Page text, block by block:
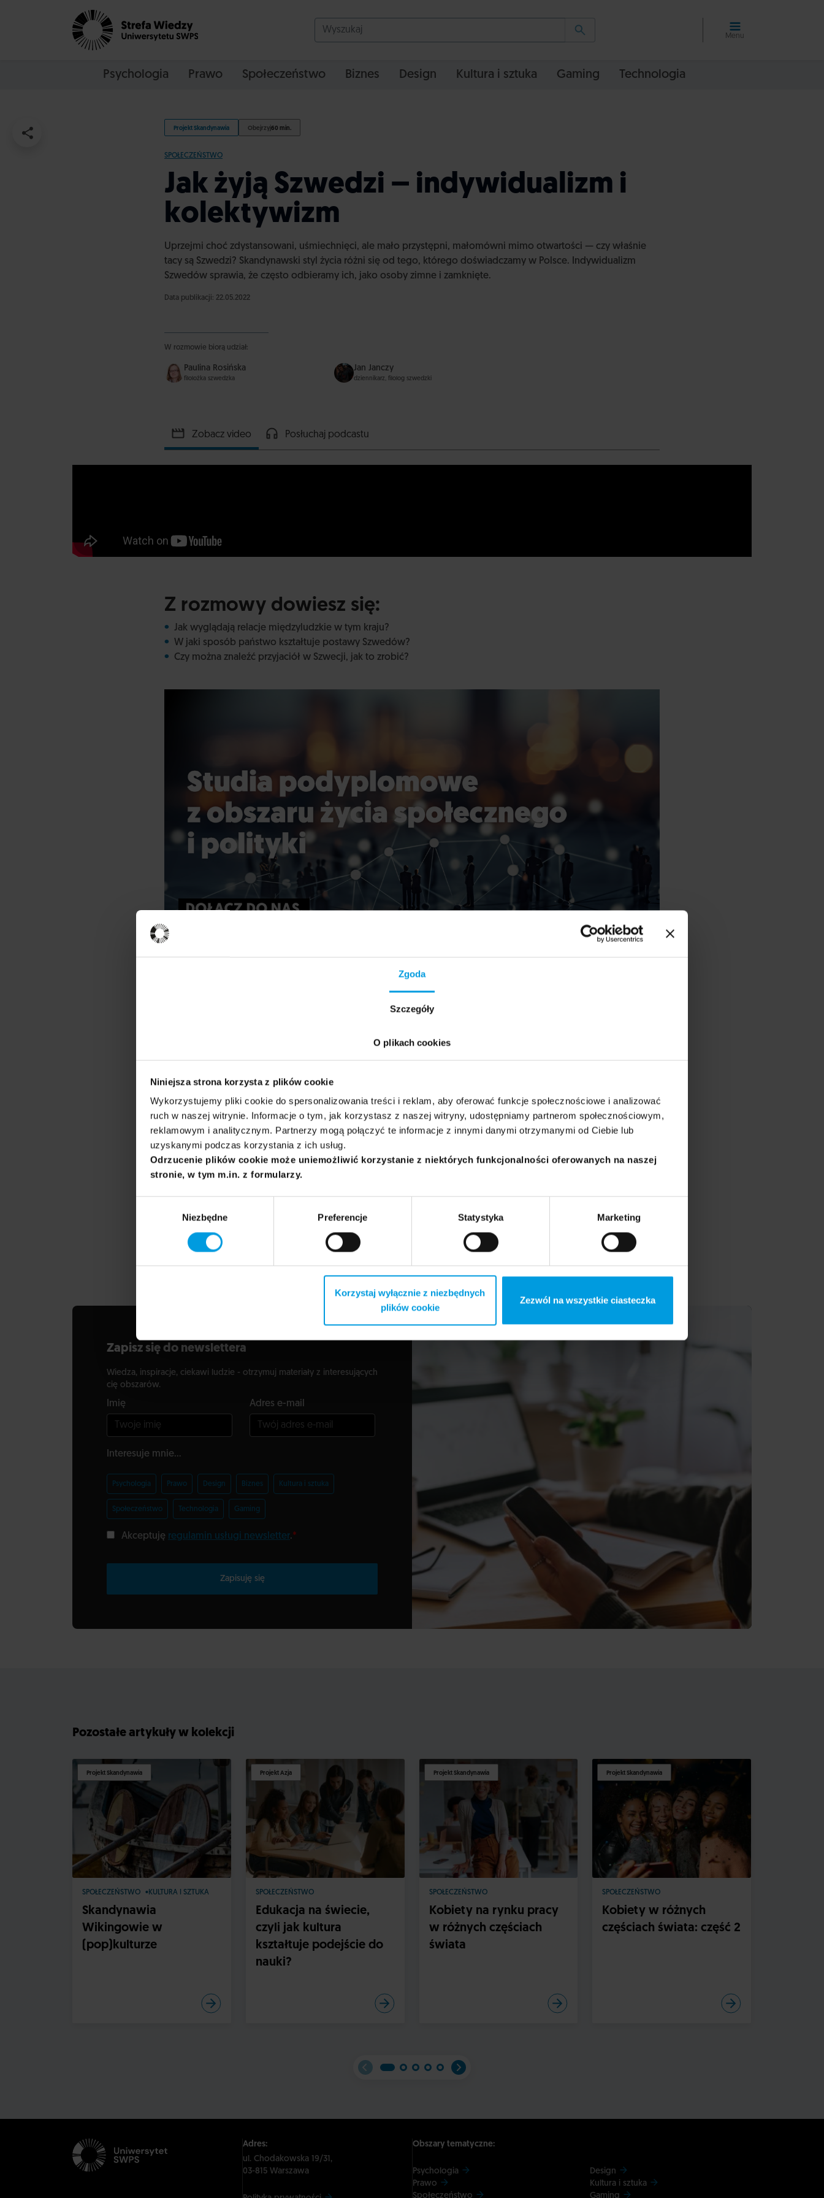
Zgoda
Szczegóły
O plikach cookies
Niniejsza strona korzysta z plików cookie
Wykorzystujemy pliki cookie do spersonalizowania treści i reklam, aby oferować funkcje społecznościowe i analizować
ruch w naszej witrynie. Informacje o tym, jak korzystasz z naszej witryny, udostępniamy partnerom społecznościowym,
reklamowym i analitycznym. Partnerzy mogą połączyć te informacje z innymi danymi otrzymanymi od Ciebie lub
uzyskanymi podczas korzystania z ich usług.
Odrzucenie plików cookie może uniemożliwić korzystanie z niektórych funkcjonalności oferowanych na naszej
stronie, w tym m.in. z formularzy.
Niezbędne Preferencje Statystyka Marketing
Korzystaj wyłącznie z niezbędnych
plików cookie
Zezwól na wszystkie ciasteczka
Menu
Psychologia Prawo Społeczeństwo Biznes Design Kultura i sztuka Gaming Technologia
Projekt Skandynawia Obejrzyj60 min.
SPOŁECZEŃSTWO
Jak żyją Szwedzi – indywidualizm i
kolektywizm
Uprzejmi choć zdystansowani, uśmiechnięci, ale mało przystępni, małomówni mimo otwartości — czy właśnie
tacy są Szwedzi? Skandynawski styl życia różni się od tego, którego doświadczamy w Polsce. Indywidualizm
Szwedów sprawia, że często odbieramy ich, jako osoby zimne i zamknięte.
Data publikacji: 22.05.2022
W rozmowie biorą udział:
Paulina Rosińska
filolożka szwedzka
Jan Janczy
dziennikarz, filolog szwedzki
Zobacz video Posłuchaj podcastu
Z rozmowy dowiesz się:
Jak wyglądają relacje międzyludzkie w tym kraju?
W jaki sposób państwo kształtuje postawy Szwedów?
Czy można znaleźć przyjaciół w Szwecji, jak to zrobić?
interesuje ją kultura Szwecji: zwyczaje i obyczaje, mentalność mieszkańców.
Zobacz biogram na stronie Uniwersytetu SWPS
Prowadzący
Jan Janczy
Dziennikarz, nauczyciel, filolog szwedzki i literaturoznawca. Na co dzień związany z Radiem Nowy
Świat, dla którego przygotowuje programy muzyczne, a także podcasty poświęcone muzyce, kulturze
i społeczeństwom Skandynawii.
Zapisz się do newslettera
Wiedza, inspiracje, ciekawi ludzie - otrzymuj materiały z interesujących
cię obszarów.
Imię Adres e-mail
Interesuje mnie...
Psychologia Prawo Design Biznes Kultura i sztuka
Społeczeństwo Technologia Gaming
Akceptuję regulamin usługi newsletter.*
Zapisuję się
Pozostałe artykuły w kolekcji
Projekt Skandynawia
SPOŁECZEŃSTWO KULTURA I SZTUKA
Skandynawia
Wikingowie w
(pop)kulturze
Projekt Azja
SPOŁECZEŃSTWO
Edukacja na świecie,
czyli jak kultura
kształtuje podejście do
nauki?
Projekt Skandynawia
SPOŁECZEŃSTWO
Kobiety na rynku pracy
w różnych częściach
świata
Projekt Skandynawia
SPOŁECZEŃSTWO
Kobiety w różnych
częściach świata: część 2
Adres:
ul. Chodakowska 19/31,
03-815 Warszawa
Obszary tematyczne:
Psychologia
Prawo
Społeczeństwo
Design
Kultura i sztuka
Gaming